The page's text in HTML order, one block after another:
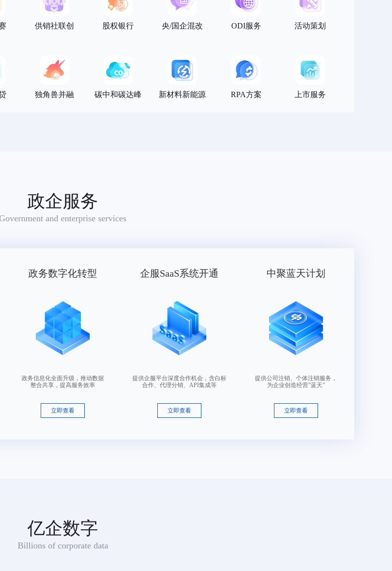
供销社联创 股权银行 央/国企混改 ODI服务 活动策划
独角兽并融 碳中和碳达峰 新材料新能源 RPA方案 上市服务
政企服务
and enterprise services
政务数字化转型
政务信息化全面升级，推动数据
整合共享，提高服务效率
立即查看
企服SaaS系统开通
提供企服平台深度合作机会，含白标
合作、代理分销、API集成等
立即查看
中聚蓝天计划
提供公司注销、个体注销服务，
为企业创造经营”蓝天”
立即查看
亿企数字
Billions of corporate data
适用范围：雨衣,手套(服装)（被驳回商品：腰带,帽,鞋,袜,婴儿全套衣,游泳衣,围巾,服装）